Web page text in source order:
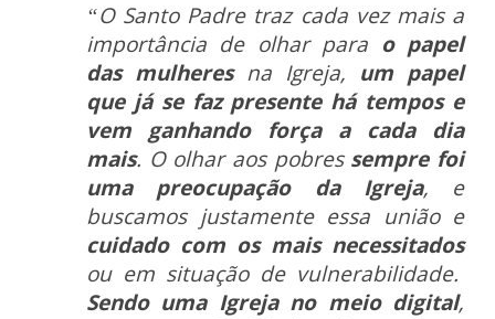
“O Santo Padre traz cada vez mais a
importância de olhar para o papel
das mulheres na Igreja, um papel
que já se faz presente há tempos e
vem ganhando força a cada dia
mais. O olhar aos pobressempre foi
uma preocupação da Igreja, e
buscamos justamente essa união e
cuidado com os mais necessitados
ou em situação de vulnerabilidade.
Sendo uma Igreja no meio digital,